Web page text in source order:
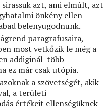
azt, ami elmúlt, azt
önkény ellen
belenyugodnunk.
paragrafusaira,
most vetkőzik le még a
addiginál több
ez már csak utópia.
a szövetségét, akik
a területi
értékeit ellenségüknek